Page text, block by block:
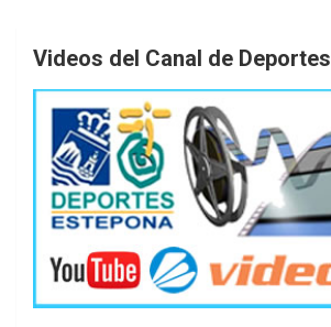
Videos del Canal de Deportes